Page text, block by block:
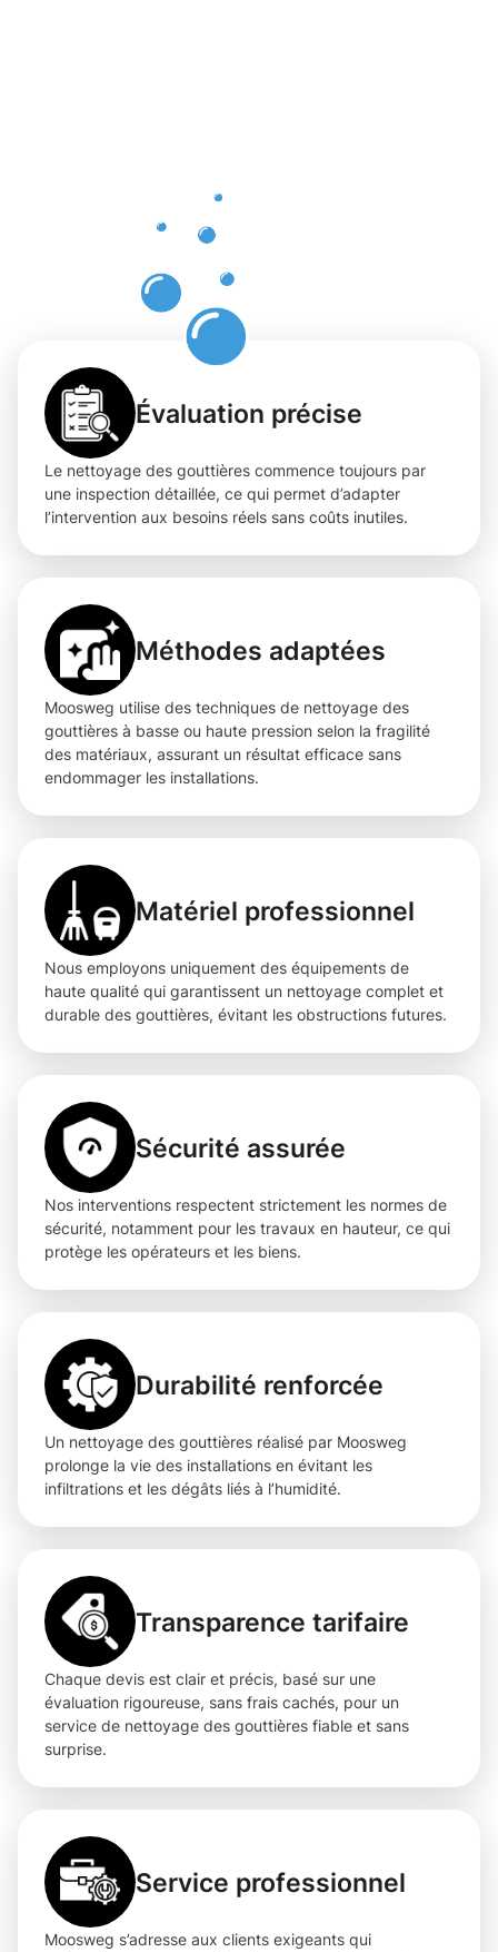
Évaluation précise
Le nettoyage des gouttières commence toujours par
une inspection détaillée, ce qui permet d’adapter
l’intervention aux besoins réels sans coûts inutiles.
Méthodes adaptées
Moosweg utilise des techniques de nettoyage des
gouttières à basse ou haute pression selon la fragilité
des matériaux, assurant un résultat efficace sans
endommager les installations.
Matériel professionnel
Nous employons uniquement des équipements de
haute qualité qui garantissent un nettoyage complet et
durable des gouttières, évitant les obstructions futures.
Sécurité assurée
Nos interventions respectent strictement les normes de
sécurité, notamment pour les travaux en hauteur, ce qui
protège les opérateurs et les biens.
Durabilité renforcée
Un nettoyage des gouttières réalisé par Moosweg
prolonge la vie des installations en évitant les
infiltrations et les dégâts liés à l’humidité.
Transparence tarifaire
Chaque devis est clair et précis, basé sur une
évaluation rigoureuse, sans frais cachés, pour un
service de nettoyage des gouttières fiable et sans
surprise.
Service professionnel
Moosweg s’adresse aux clients exigeants qui